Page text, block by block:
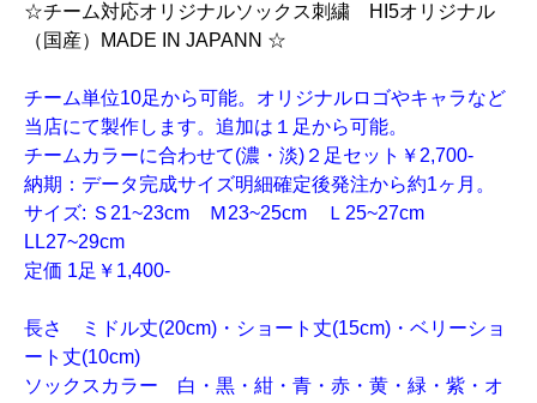
☆チーム対応オリジナルソックス刺繍 HI5オリジナル
（国産）MADE IN JAPANN ☆
チーム単位10足から可能。オリジナルロゴやキャラなど
当店にて製作します。追加は１足から可能。
チームカラーに合わせて(濃・淡)２足セット￥2,700-
納期：データ完成サイズ明細確定後発注から約1ヶ月。
サイズ: Ｓ21~23cm Ｍ23~25cm Ｌ25~27cm
LL27~29cm
定価 1足￥1,400-
長さ ミドル丈(20cm)・ショート丈(15cm)・ベリーショ
ート丈(10cm)
ソックスカラー 白・黒・紺・青・赤・黄・緑・紫・オ